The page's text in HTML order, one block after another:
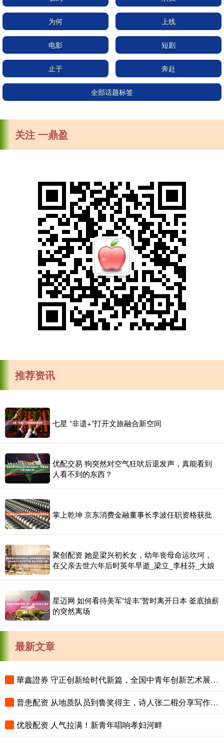
为何 上线
电影 短剧
止于 奔赴
全部话题标签
关注 一鼎盈
推荐资讯
七星 “非遗+”打开文旅融合新空间
优配交易 狗突然对空气狂吠后退发声，真能看到
人看不到的东西？
掌上乾坤 京东消费金融董事长李波任职资格获批
聚创配资 她是梁兴初长女，幼年丧母命运坎坷，
在父亲去世六年后时英年早逝_梁立_李桂芬_大娘
星迈网 如何看待美军“堤丰”暂时离开日本 釜底抽薪
的突然离场
最新文章
華鑫證券 守正创新绘时代新篇，全国中青年创新艺术展登陆中国美术馆
普患配资 从地质队员到鲁奖得主，诗人张二棍分享写作与人生：“因为苍天在上，我愿埋首人间”
优股配资 人气拉满！新青年唱响孝妇河畔